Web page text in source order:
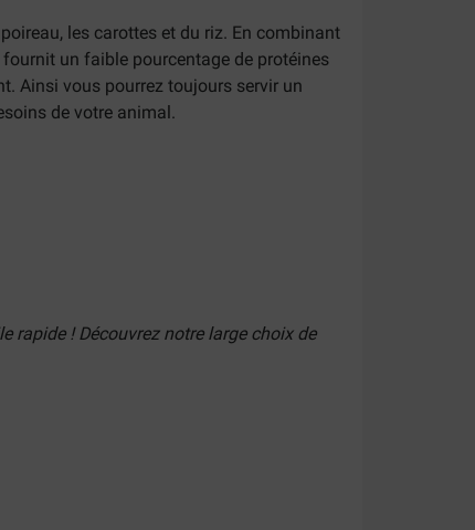
les carottes et du riz. En combinant
un faible pourcentage de protéines
Ainsi vous pourrez toujours servir un
de votre animal.
rapide ! Découvrez notre large choix de